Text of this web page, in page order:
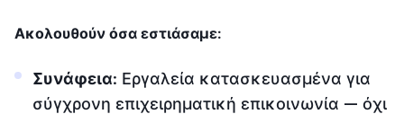
Ακολουθούν όσα εστιάσαμε:
Συνάφεια: Εργαλεία κατασκευασμένα για
σύγχρονη επιχειρηματική επικοινωνία — όχι